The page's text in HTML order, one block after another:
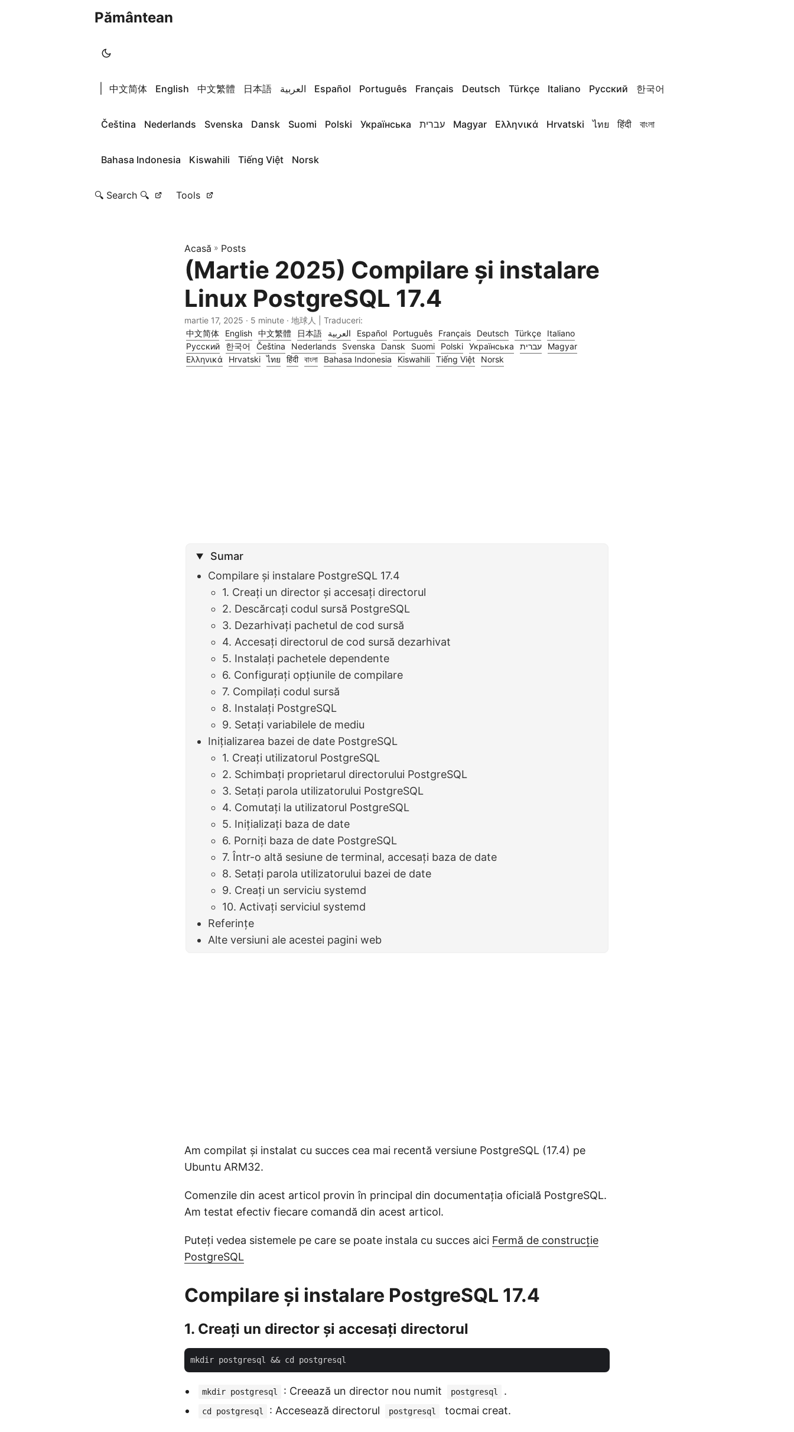
Pământean
中文简体 English 中文繁體 日本語 العربية Español Português Français Deutsch Türkçe Italiano Русский 한국어
Čeština Nederlands Svenska Dansk Suomi Polski Українська עברית Magyar Ελληνικά Hrvatski ไทย हिंदी বাংলা
Bahasa Indonesia Kiswahili Tiếng Việt Norsk
🔍 Search 🔍 Tools
Acasă » Posts
(Martie 2025) Compilare și instalare
Linux PostgreSQL 17.4
martie 17, 2025 · 5 minute · 地球人 | Traduceri:
中文简体
English 中文繁體 日本語 العربية Español Português Français Deutsch Türkçe
Italiano
Русский
한국어 Čeština Nederlands Svenska Dansk Suomi Polski Українська עברית
Magyar
Ελληνικά
Hrvatski ไทย हिंदी বাংলা Bahasa Indonesia Kiswahili Tiếng Việt Norsk
Sumar
Compilare și instalare PostgreSQL 17.4
1. Creați un director și accesați directorul
2. Descărcați codul sursă PostgreSQL
3. Dezarhivați pachetul de cod sursă
4. Accesați directorul de cod sursă dezarhivat
5. Instalați pachetele dependente
6. Configurați opțiunile de compilare
7. Compilați codul sursă
8. Instalați PostgreSQL
9. Setați variabilele de mediu
Inițializarea bazei de date PostgreSQL
1. Creați utilizatorul PostgreSQL
2. Schimbați proprietarul directorului PostgreSQL
3. Setați parola utilizatorului PostgreSQL
4. Comutați la utilizatorul PostgreSQL
5. Inițializați baza de date
6. Porniți baza de date PostgreSQL
7. Într-o altă sesiune de terminal, accesați baza de date
8. Setați parola utilizatorului bazei de date
9. Creați un serviciu systemd
10. Activați serviciul systemd
Referințe
Alte versiuni ale acestei pagini web
Am compilat și instalat cu succes cea mai recentă versiune PostgreSQL (17.4) pe
Ubuntu ARM32.
Comenzile din acest articol provin în principal din documentația oficială PostgreSQL.
Am testat efectiv fiecare comandă din acest articol.
Puteți vedea sistemele pe care se poate instala cu succes aici Fermă de construcție
PostgreSQL
Compilare și instalare PostgreSQL 17.4
1. Creați un director și accesați directorul
mkdir postgresql : Creează un director nou numit postgresql .
cd postgresql : Accesează directorul postgresql tocmai creat.